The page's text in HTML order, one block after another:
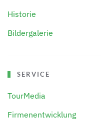
Historie
Bildergalerie
SERVICE
TourMedia
Firmenentwicklung